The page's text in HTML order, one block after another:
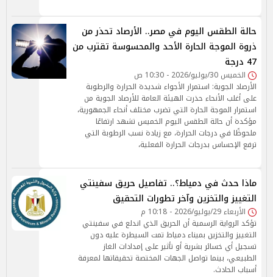
حالة الطقس اليوم في مصر.. الأرصاد تحذر من
ذروة الموجة الحارة الأحد والمحسوسة تقترب من
47 درجة
الخميس 30/يوليو/2026 - 10:30 ص
الأرصاد الجوية: استمرار الأجواء شديدة الحرارة والرطوبة
على أغلب الأنحاء حذرت الهيئة العامة للأرصاد الجوية من
استمرار الموجة الحارة التي تضرب مختلف أنحاء الجمهورية،
مؤكدة أن حالة الطقس اليوم الخميس تشهد ارتفاعًا
ملحوظًا في درجات الحرارة، مع زيادة نسب الرطوبة التي
ترفع الإحساس بدرجات الحرارة الفعلية،
ماذا حدث في دمياط؟.. تفاصيل حريق سفينتي
التغييز والتخزين وآخر تطورات التحقيق
الأربعاء 29/يوليو/2026 - 10:18 م
تؤكد الرواية الرسمية أن الحريق الذي اندلع في سفينتي
التغييز والتخزين بميناء دمياط تمت السيطرة عليه دون
تسجيل أي خسائر بشرية أو تأثير على إمدادات الغاز
الطبيعي، بينما تواصل الجهات المختصة تحقيقاتها لمعرفة
أسباب الحادث.